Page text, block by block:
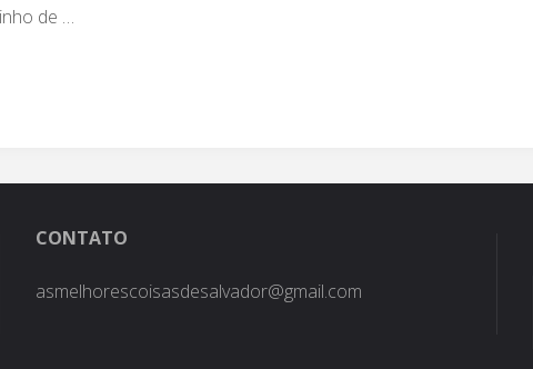
de …
CONTATO
asmelhorescoisasdesalvador@gmail.com